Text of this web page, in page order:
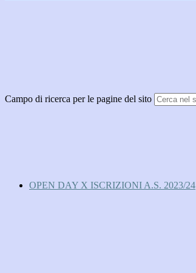
Campo di ricerca per le pagine del sito
OPEN DAY X ISCRIZIONI A.S. 2023/24